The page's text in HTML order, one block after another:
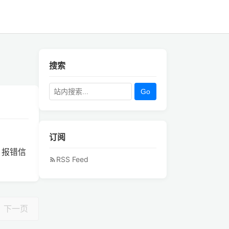
错信
下一页
搜索
Go
订阅
RSS Feed